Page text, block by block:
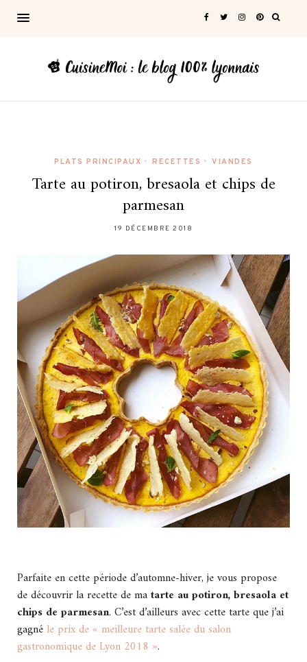
PLATS PRINCIPAUX • RECETTES • VIANDES
Tarte au potiron, bresaola et chips de
parmesan
19 DÉCEMBRE 2018
Parfaite en cette période d’automne-hiver, je vous propose
de découvrir la recette de matarte au potiron, bresaola et
chips de parmesan. C’est d’ailleurs avec cette tarte que j’ai
gagné le prix de « meilleure tarte salée du salon
gastronomique de Lyon 2018 ».